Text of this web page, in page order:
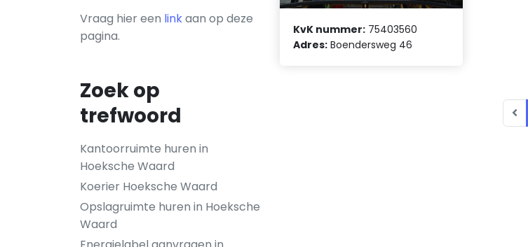
Vraag hier een linkaan op deze
pagina.
Zoek op
trefwoord
Kantoorruimte huren in
Hoeksche Waard
Koerier Hoeksche Waard
Opslagruimte huren in Hoeksche
Waard
KvK nummer: 75403560
Adres: Boendersweg 46